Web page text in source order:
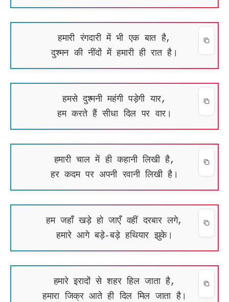
हमारी रंगदारी में भी एक बात है,
दुश्मन की नींदों में हमारी ही रात है।
हमसे दुश्मनी महंगी पड़ेगी यार,
हम करते हैं सीधा दिल पर वार।
हमारी चाल में ही कहानी लिखी है,
हर कदम पर अपनी रवानी लिखी है।
हम जहाँ खड़े हो जाएँ वहीं दरबार लगे,
हमारे आगे बड़े-बड़े हथियार झुके।
हमारे इरादों से शहर हिल जाता है,
हमारा जिक्र आते ही दिल मिल जाता है।